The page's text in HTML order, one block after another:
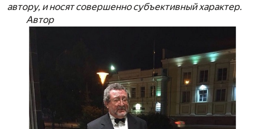
автору, и носят совершенно субъективный характер.
Автор